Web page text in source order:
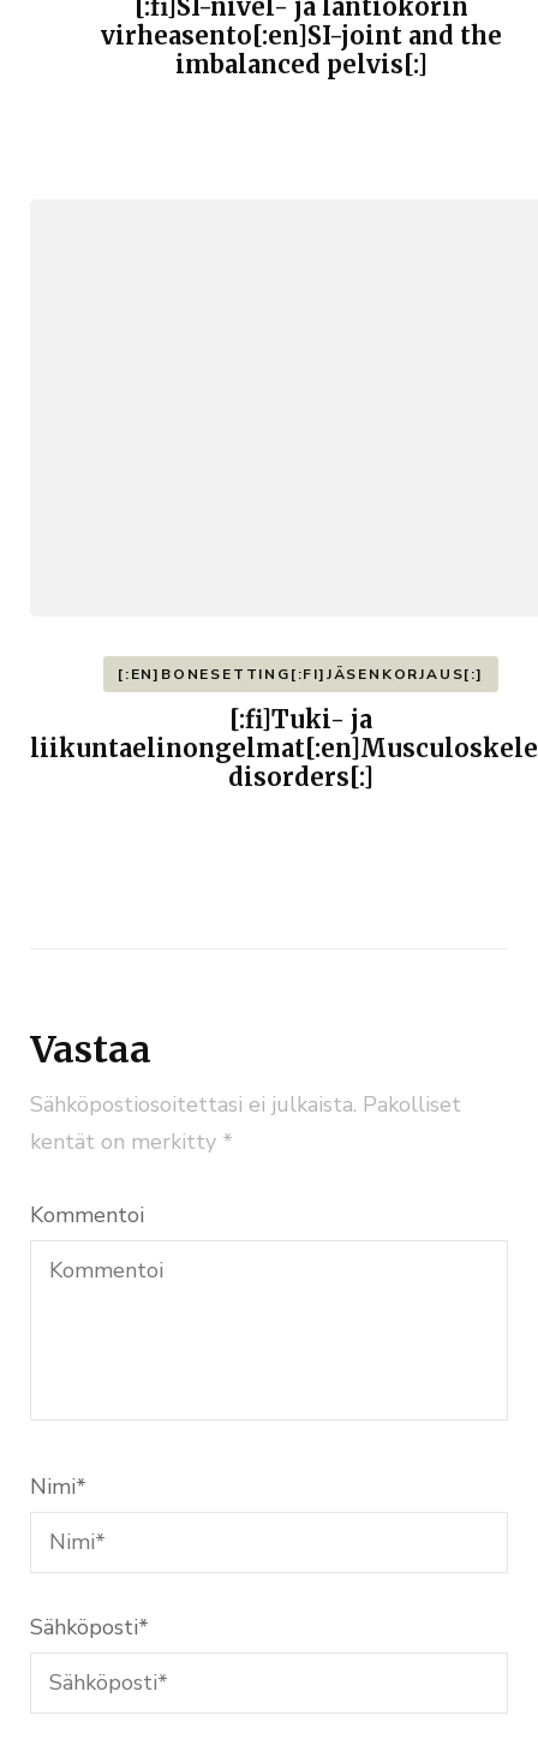
[:fi]SI-nivel- ja lantiokorin
virheasento[:en]SI-joint and the
imbalanced pelvis[:]
[:EN]BONESETTING[:FI]JÄSENKORJAUS[:]
[:fi]Tuki- ja
disorders[:]
Vastaa
Sähköpostiosoitettasi ei julkaista. Pakolliset
kentät on merkitty *
Kommentoi
Nimi*
Sähköposti*